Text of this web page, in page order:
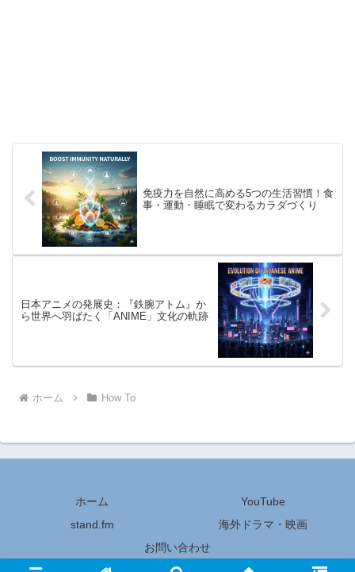
免疫力を自然に高める5つの生活習慣！食
事・運動・睡眠で変わるカラダづくり
日本アニメの発展史：『鉄腕アトム』か
ら世界へ羽ばたく「ANIME」文化の軌跡
ホーム How To
ホーム
YouTube
stand.fm
海外ドラマ・映画
お問い合わせ